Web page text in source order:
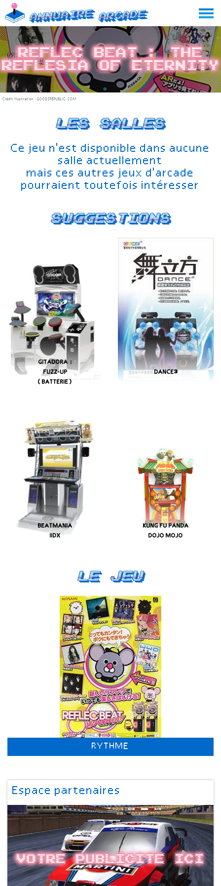
Skip
to
content
Annuaire Arcade
Crédit illustration : GOODSREPUBLIC.COM
Reflec Beat : The
Reflesia of Eternity
Les salles
Ce jeu n'est disponible dans aucune
salle actuellement
mais ces autres jeux d'arcade
pourraient toutefois intéresser
Le Jeu
RYTHME
Espace partenaires
Votre publicite ici
Suggestions
GITADORA :
FUZZ-UP
(BATTERIE)
DANCE³
BEATMANIA
IIDX
KUNG FU PANDA
DOJO MOJO